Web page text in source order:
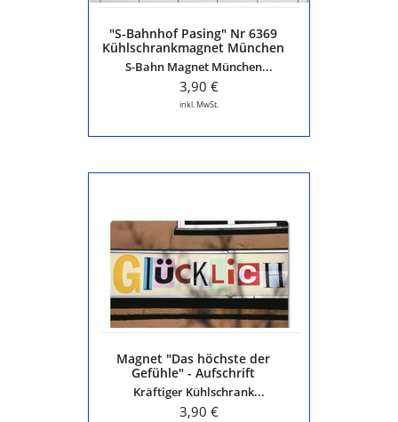
S20
S8
"S-Bahnhof Pasing" Nr 6369
Kühlschrankmagnet München
S3 S4 S6 S20 S8
S-Bahn Magnet München...
3,90 €
inkl. MwSt.
höchste
Gefühle"
Aufschrift
"Glücklich"
schöne
Sprache
Magnet "Das höchste der
Gefühle" - Aufschrift
"Glücklich" - Die schöne
Sprache
Kräftiger Kühlschrank...
3,90 €